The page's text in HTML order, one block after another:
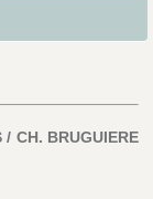
CH. BRUGUIERE